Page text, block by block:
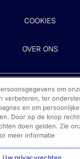
COOKIES
OVER ONS
Heeft u hulp nodig?
Neem contact
om
verbeteren, ter
en om
Door op de knop
doen gelden. Zie
meer informatie